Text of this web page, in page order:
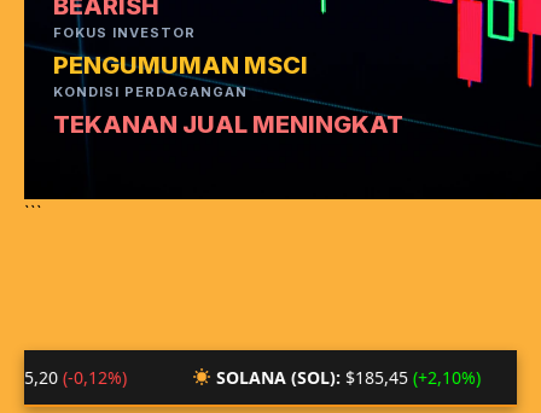
BEARISH
FOKUS INVESTOR
PENGUMUMAN MSCI
KONDISI PERDAGANGAN
TEKANAN JUAL MENINGKAT
```
SOLANA (SOL):$185,45(+2,10%)